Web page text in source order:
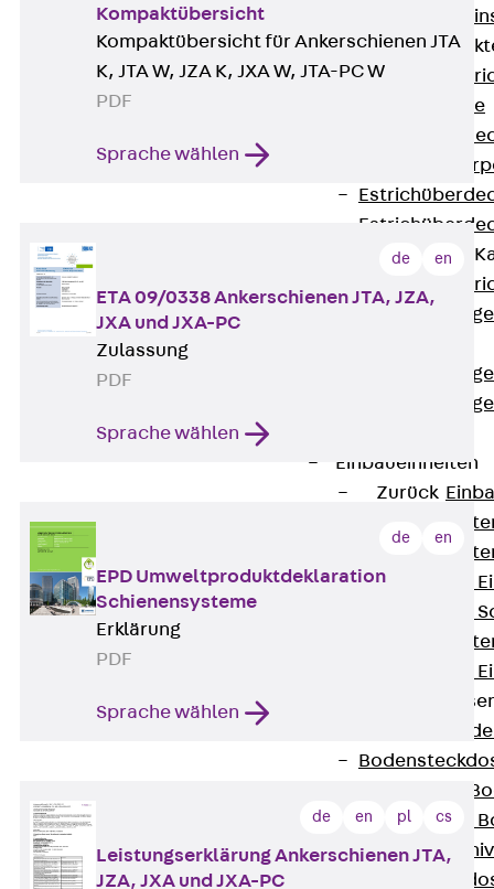
Zurück
Kanalsysteme
Estrichbündige
Einbaueinheiten
Zurück
Nivellierbare
Nivellierbare
Nivellierbare
Zubehör für
Nivellierbare
Zubehör für
Kompaktübersicht
Kompaktübersicht für Ankerschienen JTA
K, JTA W, JZA K, JXA W, JTA-PC W
PDF
Sprache wählen
de en
ETA 09/0338 Ankerschienen JTA, JZA,
JXA und JXA-PC
Zulassung
PDF
Sprache wählen
de en
EPD Umweltproduktdeklaration
Schienensysteme
Erklärung
PDF
Sprache wählen
de en pl cs
Leistungserklärung Ankerschienen JTA,
JZA, JXA und JXA-PC